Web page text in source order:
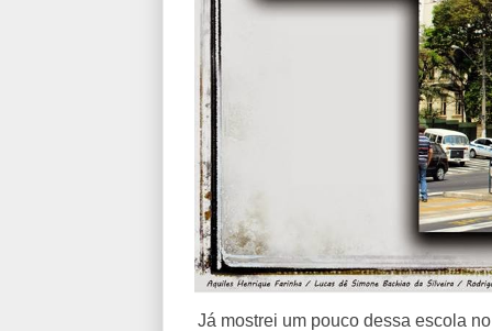
Já mostrei um pouco dessa escola